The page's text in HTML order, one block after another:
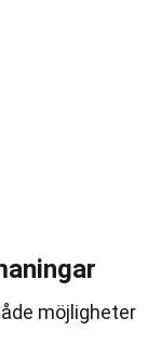
möjligheter